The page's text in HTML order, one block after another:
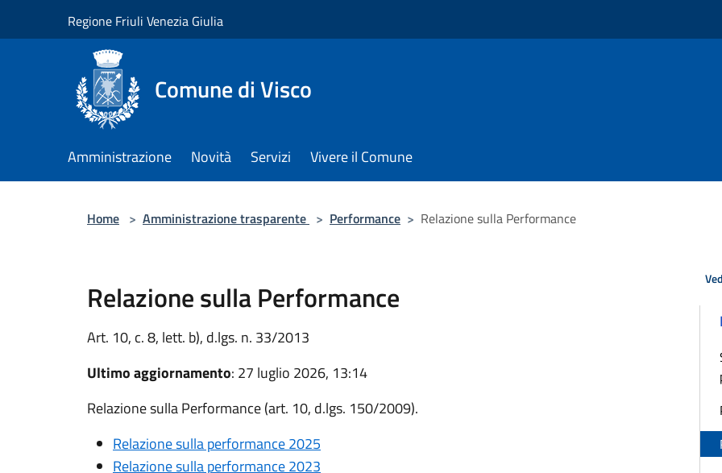
Regione Friuli Venezia Giulia
Comune di Visco
Amministrazione Novità Servizi Vivere il Comune
Home > Amministrazione trasparente > Performance > Relazione sulla Performance
Relazione sulla Performance
Art. 10, c. 8, lett. b), d.lgs. n. 33/2013
Ultimo aggiornamento: 27 luglio 2026, 13:14
Relazione sulla Performance (art. 10, d.lgs. 150/2009).
Relazione sulla performance 2025
Relazione sulla performance 2023